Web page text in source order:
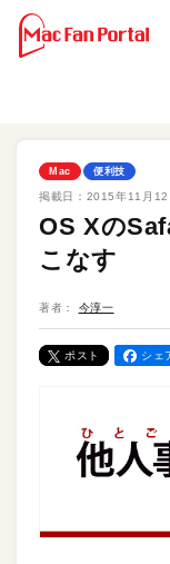
Mac 便利技
掲載日： 2015年11月12
OS Xの
こなす
著者： 今淳一
ポスト シェ